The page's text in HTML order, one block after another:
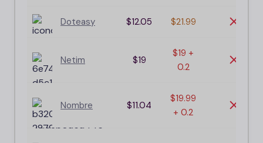
Doteasy $12.05 $21.99
Netim $19
$19 +
0.2
Nombre $11.04
$19.99
+ 0.2